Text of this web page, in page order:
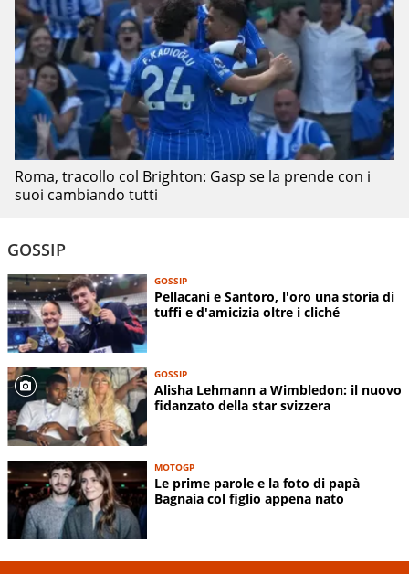
Roma, tracollo col Brighton: Gasp se la prende con i
suoi cambiando tutti
GOSSIP
GOSSIP
Pellacani e Santoro, l'oro una storia di
tuffi e d'amicizia oltre i cliché
GOSSIP
Alisha Lehmann a Wimbledon: il nuovo
fidanzato della star svizzera
MOTOGP
Le prime parole e la foto di papà
Bagnaia col figlio appena nato